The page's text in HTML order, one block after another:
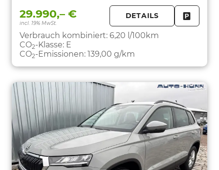
29.990,– €
incl. 19% MwSt.
DETAILS
Verbrauch kombiniert: 6,20 l/100km
CO2-Klasse: E
CO2-Emissionen: 139,00 g/km